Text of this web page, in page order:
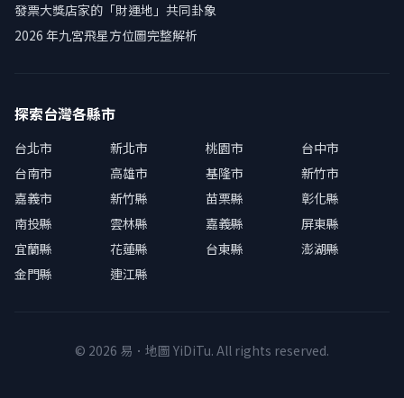
發票大獎店家的「財運地」共同卦象
2026 年九宮飛星方位圖完整解析
探索台灣各縣市
台北市 新北市 桃園市
台中市
台南市
高雄市 基隆市
新竹市
嘉義市
新竹縣 苗栗縣
彰化縣
南投縣
雲林縣 嘉義縣
屏東縣
宜蘭縣
花蓮縣 台東縣
澎湖縣
金門縣
連江縣
© 2026 易．地圖 YiDiTu. All rights reserved.